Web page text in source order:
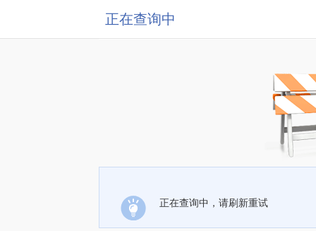
正在查询中
正在查询中，请刷新重试